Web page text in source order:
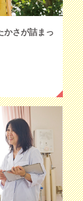
かさが詰まっ